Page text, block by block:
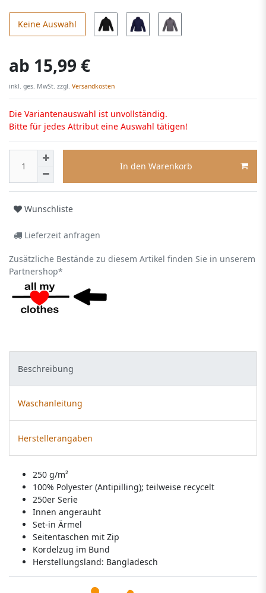
Keine Auswahl
ab 15,99 €
inkl. ges. MwSt. zzgl. Versandkosten
Die Variantenauswahl ist unvollständig.
Bitte für jedes Attribut eine Auswahl tätigen!
In den Warenkorb
Wunschliste
Lieferzeit anfragen
Zusätzliche Bestände zu diesem Artikel finden Sie in unserem
Partnershop*
Beschreibung
Waschanleitung
Herstellerangaben
250 g/m²
100% Polyester (Antipilling); teilweise recycelt
250er Serie
Innen angerauht
Set-in Ärmel
Seitentaschen mit Zip
Kordelzug im Bund
Herstellungsland: Bangladesch